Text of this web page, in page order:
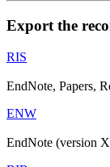
Export the
RIS
EndNote, Papers,
ENW
EndNote (version